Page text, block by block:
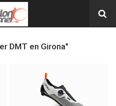
DMT en Girona"